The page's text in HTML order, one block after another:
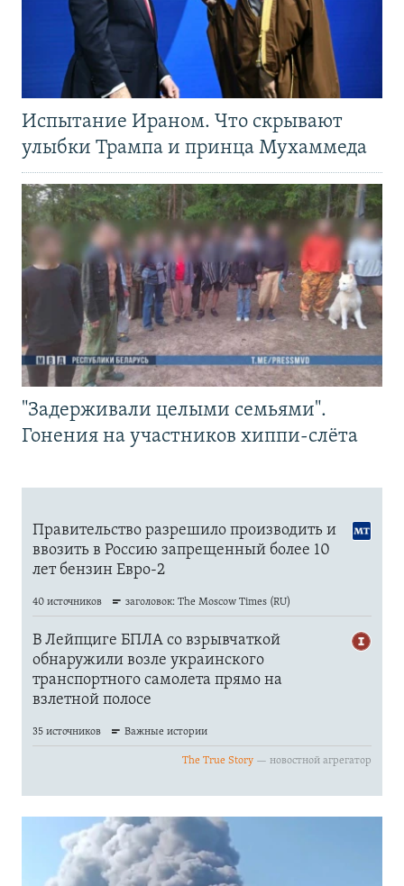
Испытание Ираном. Что скрывают
улыбки Трампа и принца Мухаммеда
"Задерживали целыми семьями".
Гонения на участников хиппи-слёта